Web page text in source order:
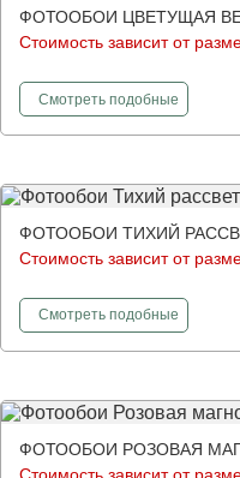
ФОТООБОИ ЦВЕТУЩАЯ
Стоимость зависит от
Смотретьфотообои
подобные
ФОТООБОИ ТИХИЙ
Стоимость зависит от
Смотретьфотообои
подобные
ФОТООБОИ РОЗОВАЯ
Стоимость зависит от